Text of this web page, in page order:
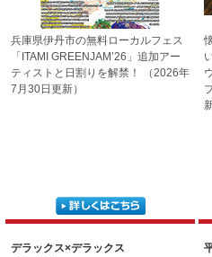
兵庫県伊丹市の無料ローカルフェス
「ITAMI GREENJAM’26」追加アー
ティストと 日割りを解禁！
（2026年
7月30日更新）
デラックス×デラックス